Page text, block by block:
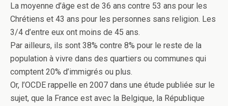
La moyenne d’âge est de 36 ans contre 53 ans pour les
Chrétiens et 43 ans pour les personnes sans religion. Les
3/4 d’entre eux ont moins de 45 ans.
Par ailleurs, ils sont 38% contre 8% pour le reste de la
population à vivre dans des quartiers ou communes qui
comptent 20% d’immigrés ou plus.
Or, l’OCDE rappelle en 2007 dans une étude publiée sur le
sujet, que la France est avec la Belgique, la République